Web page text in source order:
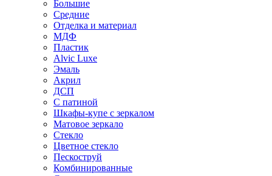
Большие
Средние
Отделка и материал
МДФ
Пластик
Alvic Luxe
Эмаль
Акрил
ДСП
С патиной
Шкафы-купе с зеркалом
Матовое зеркало
Стекло
Цветное стекло
Пескоструй
Комбинированные